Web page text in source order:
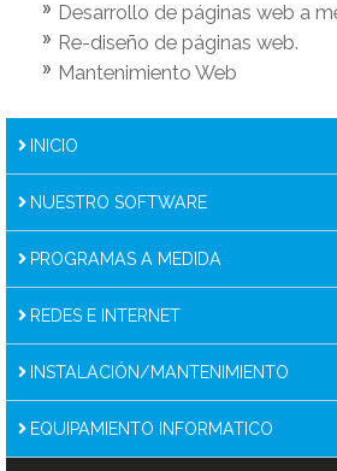
Desarrollo de páginas web a
Re-diseño de páginas web.
Mantenimiento Web
INICIO
NUESTRO SOFTWARE
PROGRAMAS A MEDIDA
REDES E INTERNET
INSTALACIÓN/MANTENIMIENTO
EQUIPAMIENTO INFORMATICO